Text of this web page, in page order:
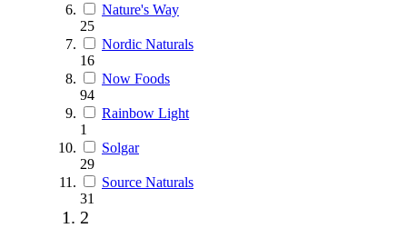
Nature's Way
25
Nordic Naturals
16
Now Foods
94
Rainbow Light
1
Solgar
29
Source Naturals
31
2